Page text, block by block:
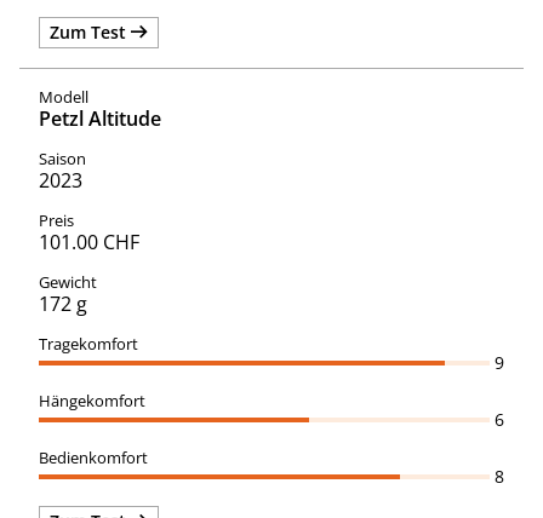
Zum Test
Petzl Altitude
2023
101.00 CHF
172 g
9
6
8